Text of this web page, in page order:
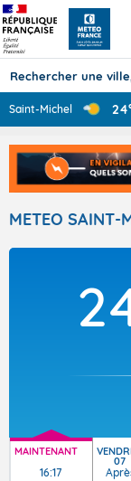
Saint-Michel
METEO SAINT-
MAINTENANT
16:17
07